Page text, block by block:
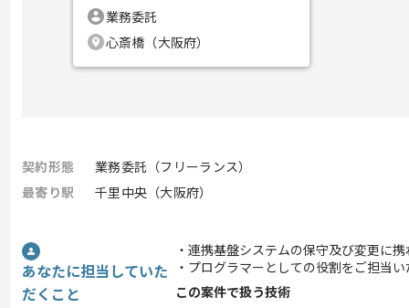
業務委託
心斎橋（大阪府）
契約形態
業務委託（フリーランス）
最寄り駅
千里中央（大阪府）
あなたに担当していた
だくこと
・連携基盤システムの保守及び変更に
・プログラマーとしての役割をご担当
この案件で扱う技術